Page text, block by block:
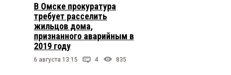
В Омске прокуратура
требует расселить
жильцов дома,
признанного аварийным в
2019 году
6 августа 13:15 4 835